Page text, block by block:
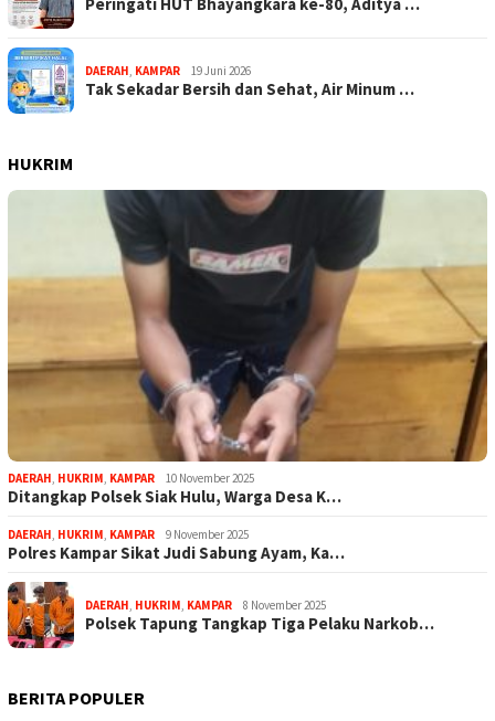
DAERAH, KAMPAR 19 Juni 2026
Tak Sekadar Bersih dan Sehat, Air Minum …
HUKRIM
DAERAH, HUKRIM, KAMPAR 10 November 2025
Ditangkap Polsek Siak Hulu, Warga Desa K…
DAERAH, HUKRIM, KAMPAR 9 November 2025
Polres Kampar Sikat Judi Sabung Ayam, Ka…
DAERAH, HUKRIM, KAMPAR 8 November 2025
Polsek Tapung Tangkap Tiga Pelaku Narkob…
BERITA POPULER